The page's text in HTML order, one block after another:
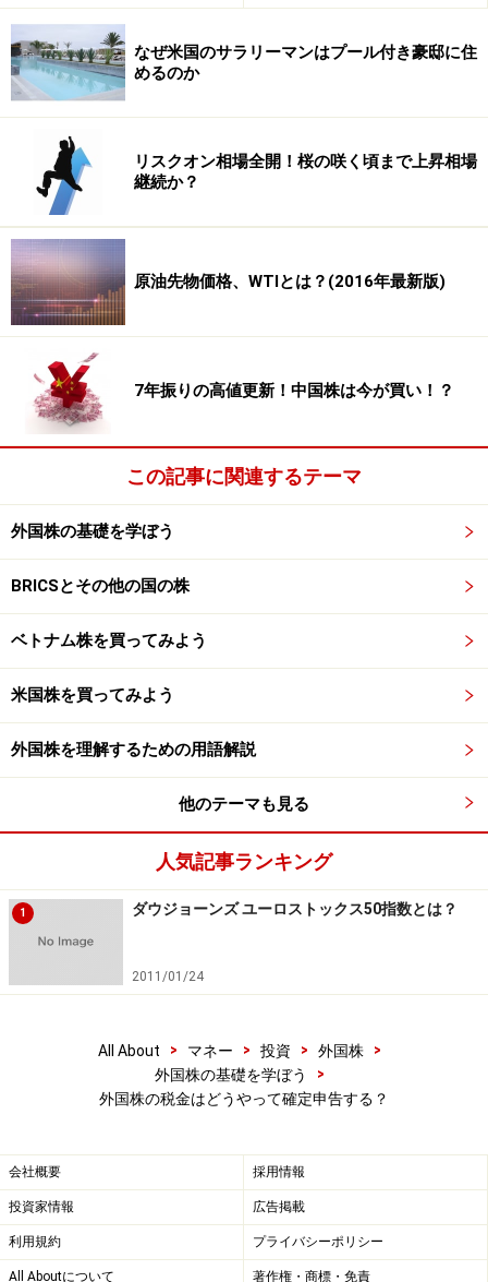
け入れ態勢の整備は進んできています。特定口座へ入れ
ることができれば、金融機関が1年間の損益を集計・円
換算してまとめて報告してくれるので、とても便利。積
自分で外国株式の損益を計算する際の計算
式
特定口座は利用せず、自分で外国株式の損益を計算する
際には下のような計算式になります。
損益＝（売却したときの受け渡し金額×売却したときの為
替レート）－（購入したときの受け渡し金額×購入したと
きの為替レート）
実際には、事前にドル建てのMMFを購入しておいてアメ
リカ株の買い注文を出したり、アメリカ株を売却しても
スも少なくないでしょうが、確定申告にあたっては購入
時と売却時の為替レートで円換算して売却益を計算。受
け渡し金額や為替レートは、取引の度に郵送される取引
報告書や電子交付を選択している場合はWeb上で確認す
ることができます（例：SBI証券の
ちなみに外国株式の配当については、原則として現地で
課税されたあと、さらに国内でも課税されることもなり
アNISAなどの非課税制度を利用していても現地で課税さ
れます）。2つの国で二重に税金を支払うことになる場
合への配慮から、払い過ぎた税金を戻してもらうための
「外国税額控除
2018年版！お金を取り戻す確定申告特集
本記事の内容は一般的な情報提供を目的としており、特定の金融
商品や投資行動を推奨するものではありません。
投資や資産運用に関する最終的なご判断はご自身の責任において
行ってください。
掲載情報の正確性・完全性については十分に配慮しております
などについて当社は一切の責任を負いません。
なぜ米国のサラリーマンはプール付き豪邸に住
めるのか
リスクオン相場全開！桜の咲く頃まで上昇相場
継続か？
原油先物価格、WTIとは？(2016年最新版)
7年振りの高値更新！中国株は今が買い！？
この記事に関連するテーマ
外国株の基礎を学ぼう
BRICSとその他の国の株
ベトナム株を買ってみよう
米国株を買ってみよう
外国株を理解するための用語解説
他のテーマも見る
人気記事ランキング
1 ダウジョーンズ ユーロストックス50指数とは？
2011/01/24
All About > マネー > 投資 > 外国株
>
外国株の基礎を学ぼう
>
外国株の税金はどうやって確定申告する？
会社概要 採用情報
投資家情報 広告掲載
利用規約 プライバシーポリシー
All Aboutについて 著作権・商標・免責